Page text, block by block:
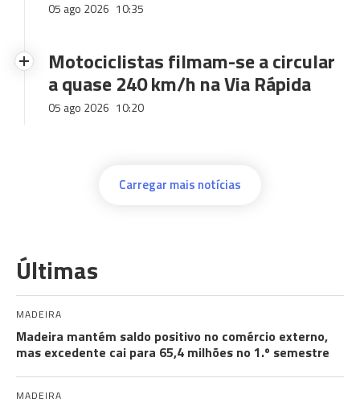
05 ago 2026 10:35
Motociclistas filmam-se a circular
a quase 240 km/h na Via Rápida
05 ago 2026 10:20
Carregar mais notícias
Últimas
MADEIRA
Madeira mantém saldo positivo no comércio externo,
mas excedente cai para 65,4 milhões no 1.º semestre
MADEIRA